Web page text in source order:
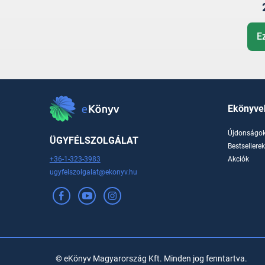
ÜGYFÉLSZOLGÁLAT
+36-1-323-3983
ugyfelszolgalat@ekonyv.hu
Bestsellerek
Akciók
© eKönyv Magyarország Kft. Minden jog fenntartva.